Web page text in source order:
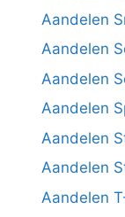
Aandelen
Aandelen
Aandelen
Aandelen
Aandelen
Aandelen
Aandelen